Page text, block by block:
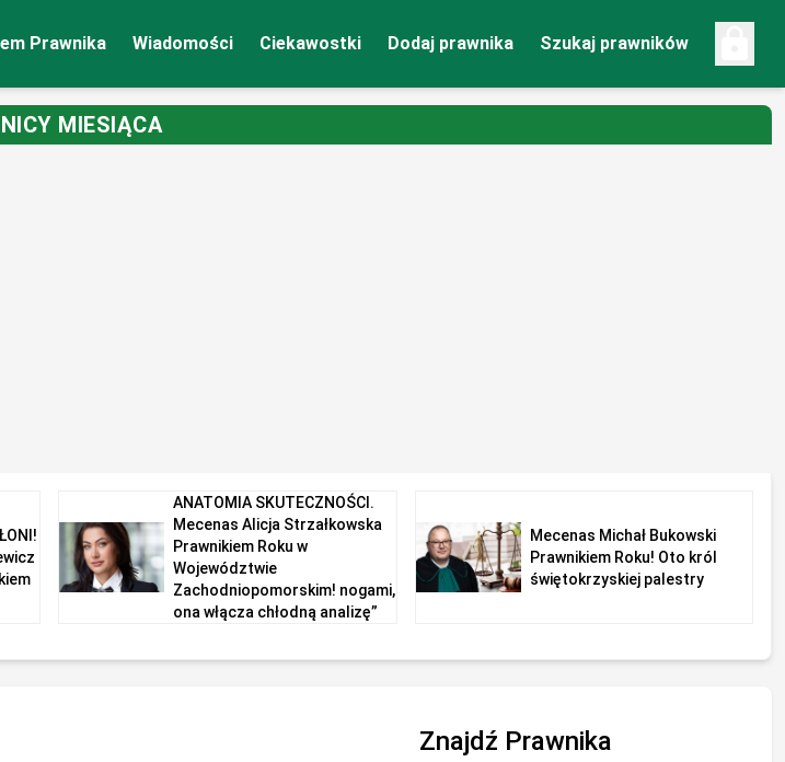
Prawnika Wiadomości Ciekawostki Dodaj prawnika Szukaj prawników
MIESIĄCA
ANATOMIA SKUTECZNOŚCI.
Mecenas Alicja Strzałkowska
Prawnikiem Roku w
Województwie
Zachodniopomorskim! nogami,
ona włącza chłodną analizę”
Mecenas Michał Bukowski
Prawnikiem Roku! Oto król
świętokrzyskiej palestry
Znajdź Prawnika